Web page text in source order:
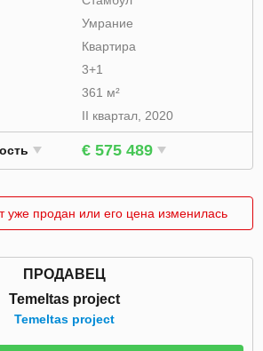
Умрание
Квартира
3+1
361 м²
II квартал, 2020
€ 575 489
уже продан или его цена изменилась
ПРОДАВЕЦ
Temeltas project
Temeltas project